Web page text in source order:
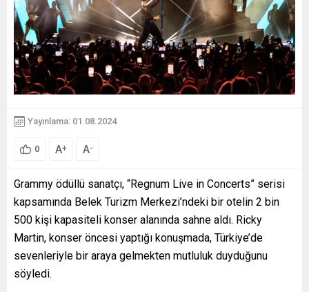
Yayınlama: 01.08.2024
0 A+ A-
Grammy ödüllü sanatçı, “Regnum Live in Concerts” serisi
kapsamında Belek Turizm Merkezi’ndeki bir otelin 2 bin
500 kişi kapasiteli konser alanında sahne aldı. Ricky
Martin, konser öncesi yaptığı konuşmada, Türkiye’de
sevenleriyle bir araya gelmekten mutluluk duyduğunu
söyledi.